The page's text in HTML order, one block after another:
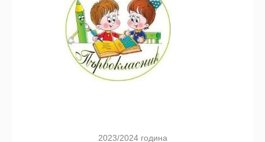
2023/2024 година